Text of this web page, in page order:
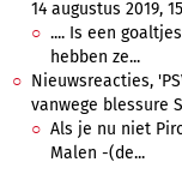
14 augustus 2019,
.... Is een
hebben ze...
Nieuwsreacties,
vanwege blessure
Als je nu niet
Malen -(de...